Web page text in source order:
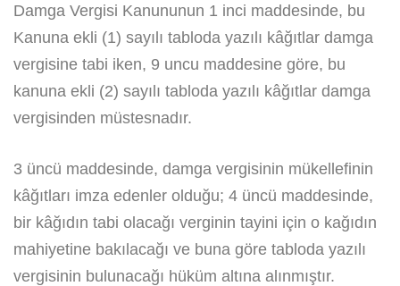
Damga Vergisi Kanununun 1 inci maddesinde, bu
Kanuna ekli (1) sayılı tabloda yazılı kâğıtlar damga
vergisine tabi iken, 9 uncu maddesine göre, bu
kanuna ekli (2) sayılı tabloda yazılı kâğıtlar damga
vergisinden müstesnadır.
3 üncü maddesinde, damga vergisinin mükellefinin
kâğıtları imza edenler olduğu; 4 üncü maddesinde,
bir kâğıdın tabi olacağı verginin tayini için o kağıdın
mahiyetine bakılacağı ve buna göre tabloda yazılı
vergisinin bulunacağı hüküm altına alınmıştır.